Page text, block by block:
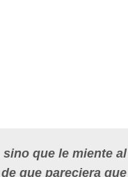
que le miente al
que pareciera que